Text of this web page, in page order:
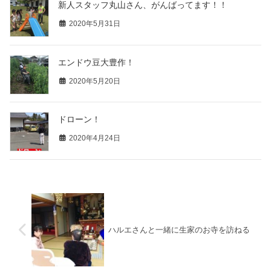
新人スタッフ丸山さん、がんばってます！！
2020年5月31日
エンドウ豆大豊作！
2020年5月20日
ドローン！
2020年4月24日
ハルエさんと一緒に生家のお寺を訪ねる